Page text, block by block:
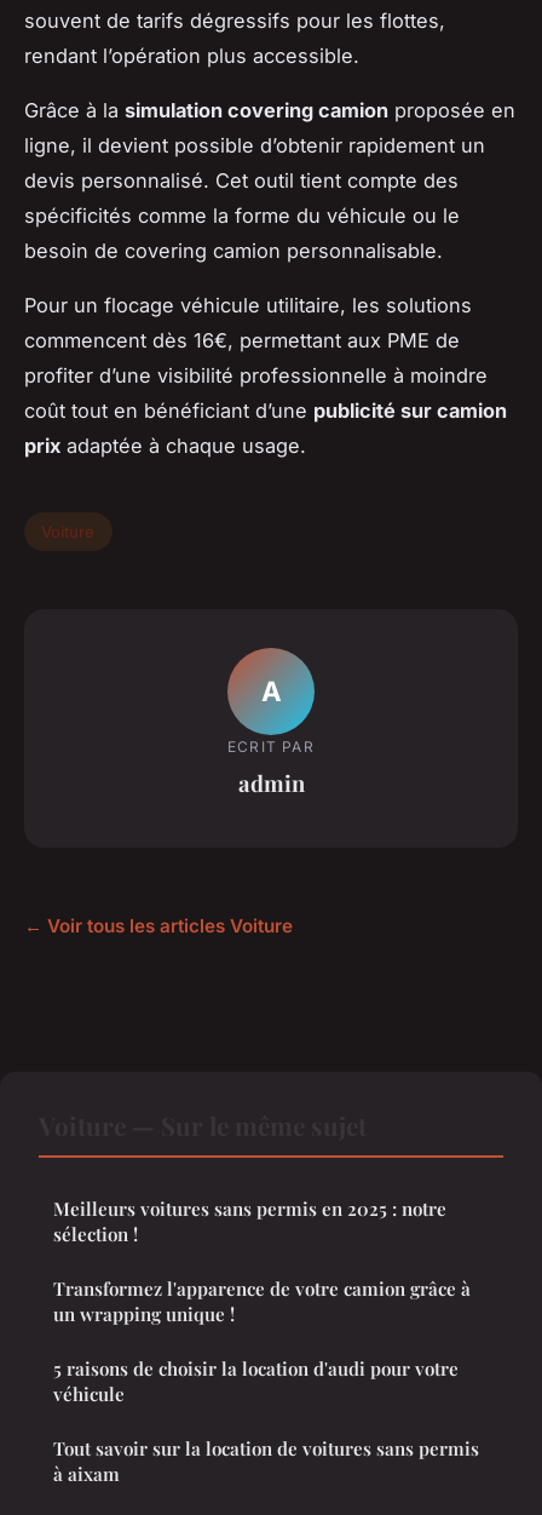
souvent de tarifs dégressifs pour les flottes,
rendant l’opération plus accessible.
Grâce à la simulation covering camion proposée en
ligne, il devient possible d’obtenir rapidement un
devis personnalisé. Cet outil tient compte des
spécificités comme la forme du véhicule ou le
besoin de covering camion personnalisable.
Pour un flocage véhicule utilitaire, les solutions
commencent dès 16€, permettant aux PME de
profiter d’une visibilité professionnelle à moindre
coût tout en bénéficiant d’une publicité sur camion
prix adaptée à chaque usage.
Voiture
A
ECRIT PAR
admin
← Voir tous les articles Voiture
Meilleurs voitures sans permis en 2025 : notre
sélection !
Transformez l'apparence de votre camion grâce à
un wrapping unique !
5 raisons de choisir la location d'audi pour votre
véhicule
Tout savoir sur la location de voitures sans permis
à aixam